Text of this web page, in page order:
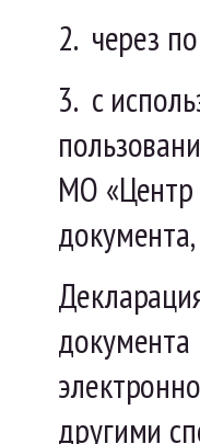
2. через
3. с
МО «Центр
другими